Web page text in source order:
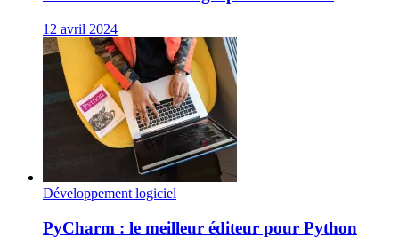
12 avril 2024
Développement logiciel
PyCharm : le meilleur éditeur pour Python